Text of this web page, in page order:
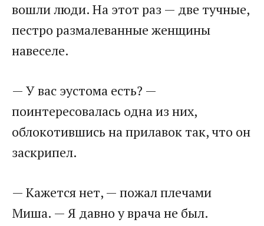
вошли люди. На этот раз — две тучные,
пестро размалеванные женщины
навеселе.
— У вас эустома есть? —
поинтересовалась одна из них,
облокотившись на прилавок так, что он
заскрипел.
— Кажется нет, — пожал плечами
Миша. — Я давно у врача не был.